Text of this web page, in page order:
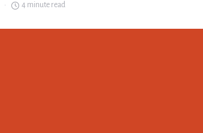
4 minute read